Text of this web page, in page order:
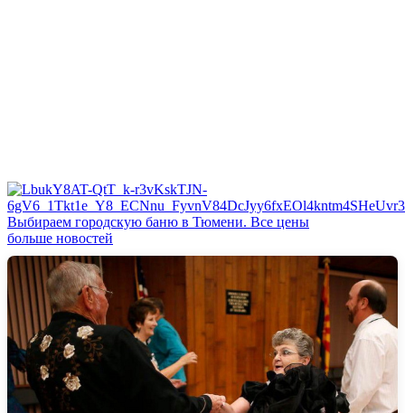
Выбираем городскую баню в Тюмени. Все цены
больше новостей